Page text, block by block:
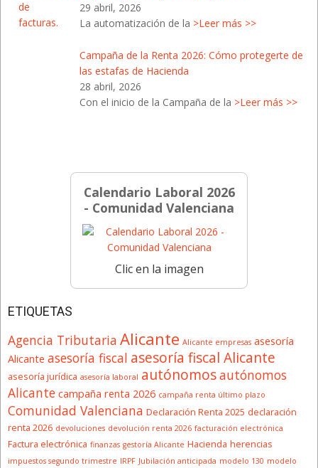
29 abril, 2026
La automatización de la >Leer más >>
Campaña de la Renta 2026: Cómo protegerte de
las estafas de Hacienda
28 abril, 2026
Con el inicio de la Campaña de la >Leer más >>
Calendario Laboral 2026
- Comunidad Valenciana
Clic en la imagen
ETIQUETAS
Agencia Tributaria Alicante Alicante empresas asesoría
Alicante asesoría fiscal asesoría fiscal Alicante
asesoría jurídica asesoría laboral autónomosautónomos
Alicante campaña renta 2026 campaña renta último plazo
Comunidad Valenciana Declaración Renta 2025 declaración
renta 2026 devoluciones devolución renta 2026 facturación electrónica
Factura electrónica finanzas gestoría Alicante Hacienda herencias
impuestos segundo trimestre IRPF Jubilación anticipada modelo 130 modelo